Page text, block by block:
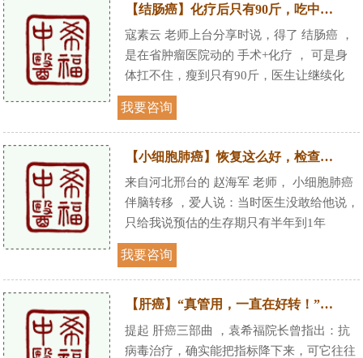
【结肠癌】化疗后只有90斤，吃中药，如今在牡丹园跳舞！
寇素云 老师上台分享时说，得了 结肠癌 ，
是在省肿瘤医院动的 手术+化疗 ， 可是身
体扛不住，瘦到只有90斤，医生让继续化
我要咨询
【小细胞肺癌】恢复这么好，检查大夫夸他是：“千里挑一、万里挑一！”
来自河北邢台的 赵海军 老师， 小细胞肺癌
伴脑转移 ，爱人说：当时医生没敢给他说，
只给我说预估的生存期只有半年到1年
我要咨询
【肝癌】“真管用，一直在好转！”千言万语汇成一句“感激、感谢！”
提起 肝癌三部曲 ，袁希福院长曾指出：抗
病毒治疗，确实能把指标降下来，可它往往